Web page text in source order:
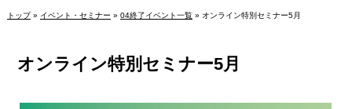
トップ» イベント・セミナー » 04終了イベント一覧» オンライン特別セミナー5月
オンライン特別セミナー5月